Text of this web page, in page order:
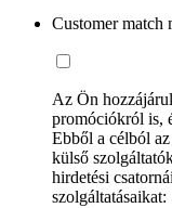
Customer match
Az Ön
promóciókról is,
Ebből a célból
külső
hirdetési
szolgáltatásaikat: